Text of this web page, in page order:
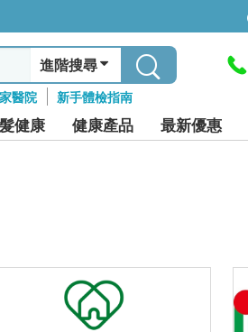
進階搜尋
醫院 新手體檢指南
健康 健康產品 最新優惠